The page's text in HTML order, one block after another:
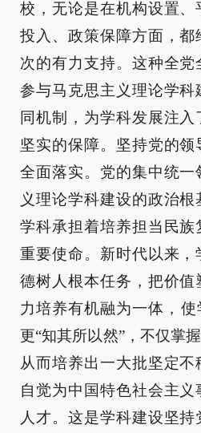
校，无论是在机构设置
投入、政策保障方面，
次的有力支持。这种全党
参与马克思主义理论学
同机制，为学科发展注
坚实的保障。坚持党的
全面落实。党的集中统
义理论学科建设的政治
学科承担着培养担当民
重要使命。新时代以来，
德树人根本任务，把价
力培养有机融为一体，使
更“知其所以然”，不仅掌
从而培养出一大批坚定不
自觉为中国特色社会主义
人才。这是学科建设坚